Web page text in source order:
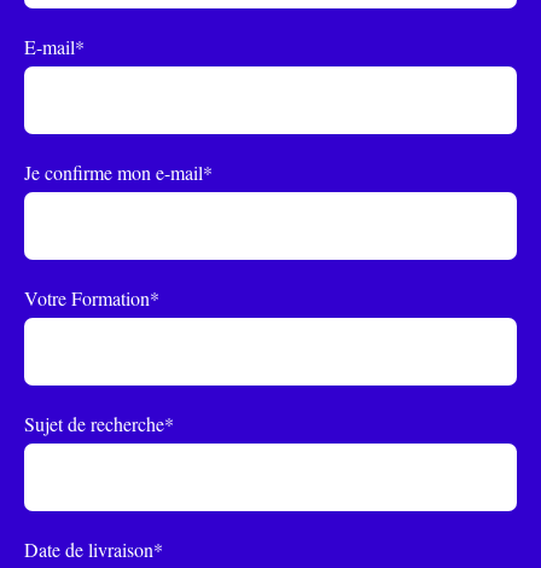
E-mail*
Je confirme mon e-mail*
Votre Formation*
Sujet de recherche*
Date de livraison*